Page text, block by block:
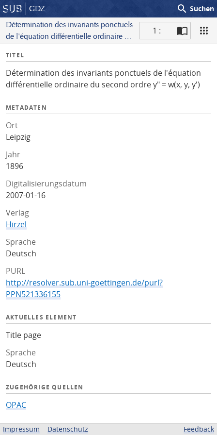
GDZ search Suchen
Détermination des invariants ponctuels
de l'équation différentielle ordinaire du
1 :
I
f
o
TITEL
Détermination des invariants ponctuels de l'équation
différentielle ordinaire du second ordre y" = w(x, y, y')
METADATEN
Ort
Leipzig
Jahr
1896
Digitalisierungsdatum
2007-01-16
Verlag
Hirzel
Sprache
Deutsch
PURL
http://resolver.sub.uni-goettingen.de/purl?
PPN521336155
AKTUELLES ELEMENT
Title page
Sprache
Deutsch
ZUGEHÖRIGE QUELLEN
OPAC
BEREITGESTELLT VON
Impressum Datenschutz Feedback